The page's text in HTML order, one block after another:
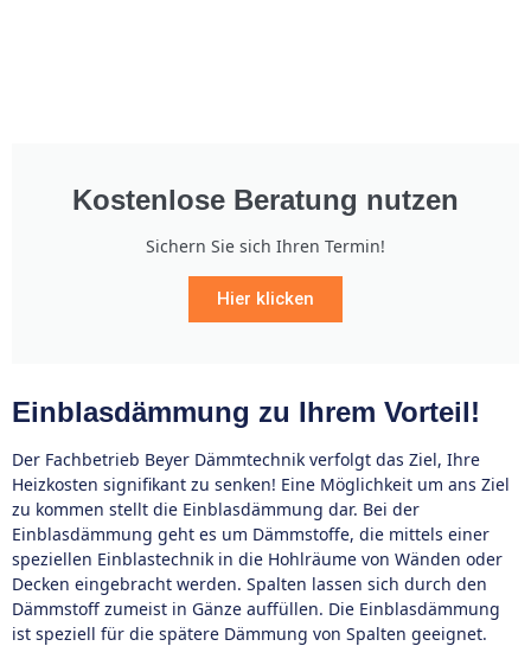
Kostenlose Beratung nutzen
Sichern Sie sich Ihren Termin!
Hier klicken
Einblasdämmung zu Ihrem Vorteil!
Der Fachbetrieb Beyer Dämmtechnik verfolgt das Ziel, Ihre
Heizkosten signifikant zu senken! Eine Möglichkeit um ans Ziel
zu kommen stellt die Einblasdämmung dar. Bei der
Einblasdämmung geht es um Dämmstoffe, die mittels einer
speziellen Einblastechnik in die Hohlräume von Wänden oder
Decken eingebracht werden. Spalten lassen sich durch den
Dämmstoff zumeist in Gänze auffüllen. Die Einblasdämmung
ist speziell für die spätere Dämmung von Spalten geeignet.